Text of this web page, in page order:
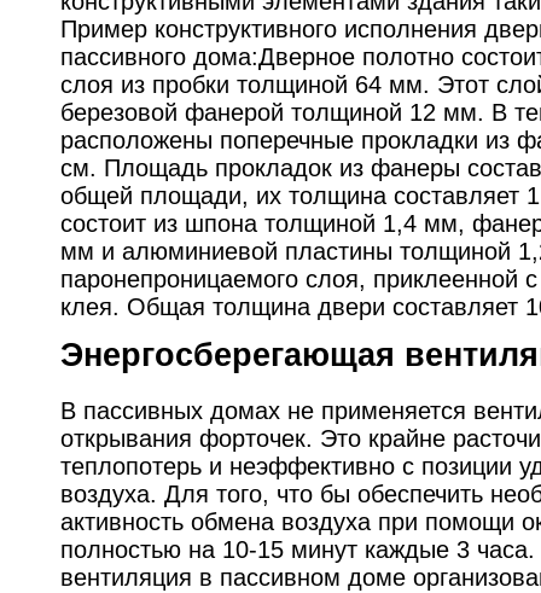
Пример конструктивного исполнения
пассивного дома:Дверное полотно
слоя из пробки толщиной 64 мм. Этот
березовой фанерой толщиной 12 мм. В
расположены поперечные прокладки из
см. Площадь прокладок из фанеры
общей площади, их толщина составляет
состоит из шпона толщиной 1,4 мм,
мм и алюминиевой пластины толщиной
паронепроницаемого слоя, приклеенной
клея. Общая толщина двери составляет
Энергосберегающая
В пассивных домах не применяется
открывания форточек. Это крайне
теплопотерь и неэффективно с позиции
воздуха. Для того, что бы обеспечить
активность обмена воздуха при помощи
полностью на 10-15 минут каждые 3
вентиляция в пассивном доме